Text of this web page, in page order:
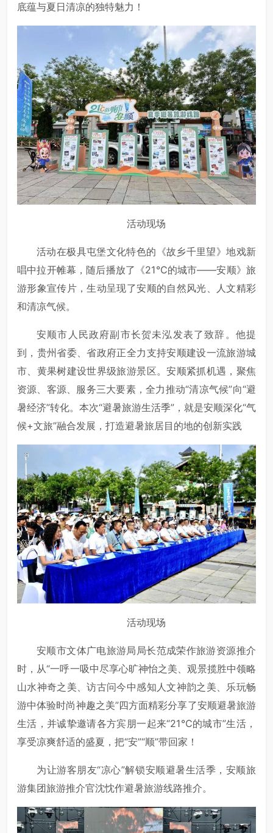
底蕴与夏日清凉的独特魅力！
活动现场
活动在极具屯堡文化特色的《故乡千里望》地戏新
唱中拉开帷幕，随后播放了《21℃的城市——安顺》旅
游形象宣传片，生动呈现了安顺的自然风光、人文精彩
和清凉气候。
安顺市人民政府副市长贺未泓发表了致辞。他提
到，贵州省委、省政府正全力支持安顺建设一流旅游城
市、黄果树建设世界级旅游景区。安顺紧抓机遇，聚焦
资源、客源、服务三大要素，全力推动“清凉气候”向“避
暑经济”转化。本次“避暑旅游生活季”，就是安顺深化“气
候+文旅”融合发展，打造避暑旅居目的地的创新实践
活动现场
安顺市文体广电旅游局局长范成荣作旅游资源推介
时，从“一呼一吸中尽享心旷神怡之美、观景揽胜中领略
山水神奇之美、访古问今中感知人文神韵之美、乐玩畅
游中体验时尚神趣之美”四方面精彩分享了安顺避暑旅游
生活，并诚挚邀请各方宾朋一起来“21℃的城市”生活，
享受凉爽舒适的盛夏，把“安”“顺”带回家！
为让游客朋友“凉心”解锁安顺避暑生活季，安顺旅
游集团旅游推介官沈忱作避暑旅游线路推介。